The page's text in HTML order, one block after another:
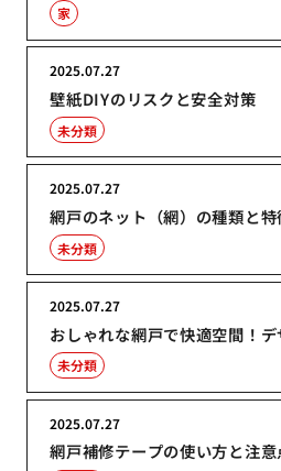
家
壁紙DIYのリスクと安全対策
2025.07.27
未分類
網戸のネット（網）の種類と特
2025.07.27
未分類
おしゃれな網戸で快適空間！
2025.07.27
未分類
網戸補修テープの使い方と注意
2025.07.27